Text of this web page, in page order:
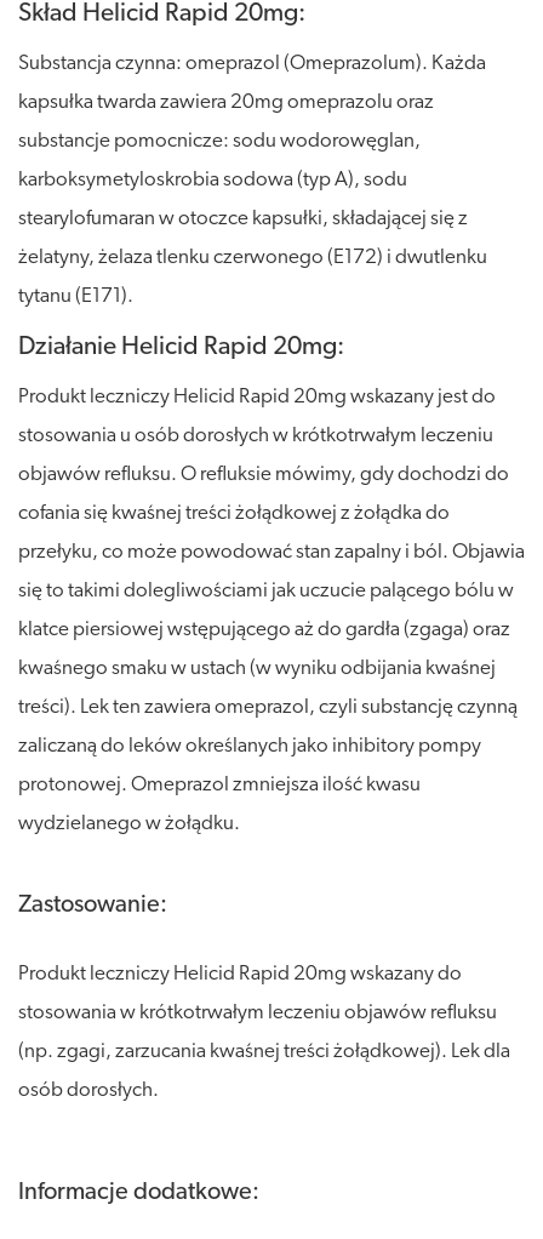
Skład Helicid Rapid 20mg:
Substancja czynna: omeprazol (Omeprazolum). Każda
kapsułka twarda zawiera 20mg omeprazolu oraz
substancje pomocnicze: sodu wodorowęglan,
karboksymetyloskrobia sodowa (typ A), sodu
stearylofumaran w otoczce kapsułki, składającej się z
żelatyny, żelaza tlenku czerwonego (E172) i dwutlenku
tytanu (E171).
Działanie Helicid Rapid 20mg:
Produkt leczniczy Helicid Rapid 20mg wskazany jest do
stosowania u osób dorosłych w krótkotrwałym leczeniu
objawów refluksu. O refluksie mówimy, gdy dochodzi do
cofania się kwaśnej treści żołądkowej z żołądka do
przełyku, co może powodować stan zapalny i ból. Objawia
się to takimi dolegliwościami jak uczucie palącego bólu w
klatce piersiowej wstępującego aż do gardła (zgaga) oraz
kwaśnego smaku w ustach (w wyniku odbijania kwaśnej
treści). Lek ten zawiera omeprazol, czyli substancję czynną
zaliczaną do leków określanych jako inhibitory pompy
protonowej. Omeprazol zmniejsza ilość kwasu
wydzielanego w żołądku.
Zastosowanie:
Produkt leczniczy Helicid Rapid 20mg wskazany do
stosowania w krótkotrwałym leczeniu objawów refluksu
(np. zgagi, zarzucania kwaśnej treści żołądkowej). Lek dla
osób dorosłych.
Informacje dodatkowe: